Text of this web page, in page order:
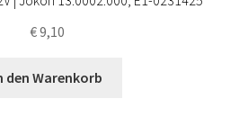
€9,10
den Warenkorb